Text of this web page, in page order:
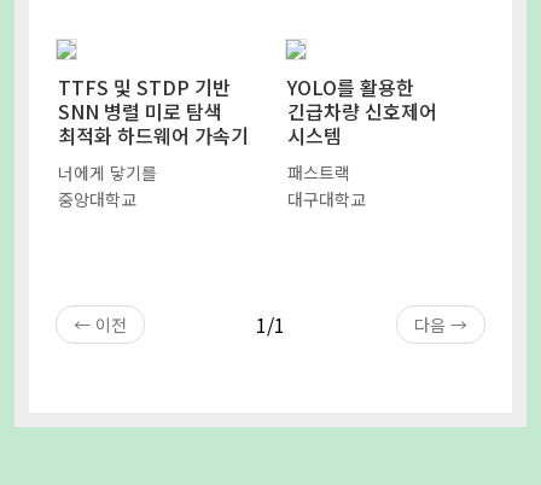
TTFS 및 STDP 기반
SNN 병렬 미로 탐색
최적화 하드웨어 가속기
너에게 닿기를
중앙대학교
YOLO를 활용한
긴급차량 신호제어
시스템
패스트랙
대구대학교
← 이전 1/1 다음 →